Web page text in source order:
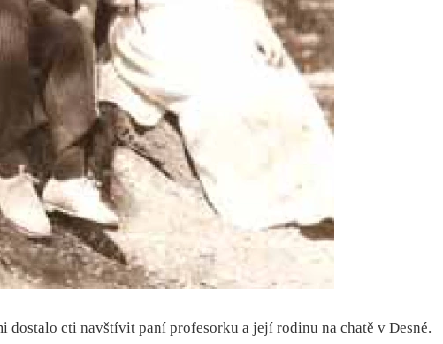
dostalo cti navštívit paní profesorku a její rodinu na chatě v Desné.